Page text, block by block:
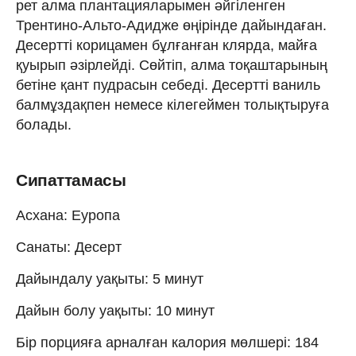
рет алма плантацияларымен әйгіленген
Трентино-Альто-Адидже өңірінде дайындаған.
Десертті корицамен бұлғанған клярда, майға
қуырып әзірлейді. Сөйтіп, алма тоқаштарының
бетіне қант пудрасын себеді. Десертті ваниль
балмұздақпен немесе кілегеймен толықтыруға
болады.
Сипаттамасы
Асхана: Еуропа
Санаты: Десерт
Дайындалу уақыты: 5 минут
Дайын болу уақыты: 10 минут
Бір порцияға арналған калория мөлшері: 184